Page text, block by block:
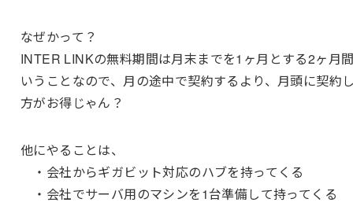
なぜかって？
INTER LINKの無料期間は月末までを1ヶ月とする2ヶ月
いうことなので、月の途中で契約するより、月頭に契約
方がお得じゃん？
他にやることは、
・会社からギガビット対応のハブを持ってくる
・会社でサーバ用のマシンを1台準備して持ってくる